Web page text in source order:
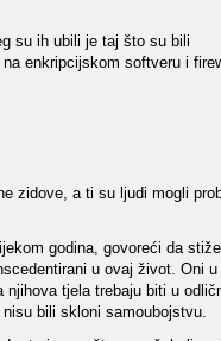
su ih ubili je taj što su bili
enkripcijskom softveru i
zidove, a ti su ljudi mogli
godina, govoreći da
u ovaj život. Oni u
tjela trebaju biti u
bili skloni samoubojstvu.